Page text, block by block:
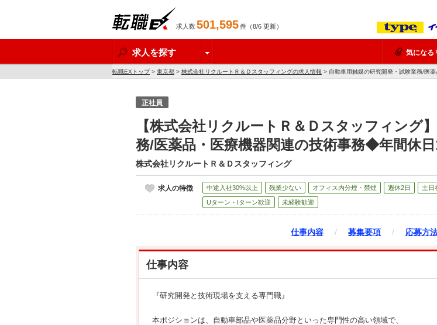
求人数501,595件（8/6 更新）
求人を探す 気になる
転職EXトップ> 東京都 > 株式会社リクルートＲ＆Ｄスタッフィングの求人情報 > 自動車用触媒の研究開発・試験業務/医
正社員
【株式会社リクルートＲ＆Ｄスタッフィング
務/医薬品・医療機器関連の技術事務◆年間休
株式会社リクルートＲ＆Ｄスタッフィング
求人の特徴 中途入社30%以上 残業少ない オフィス内分煙・禁煙 週休2日 土日
Uターン・Iターン歓迎 未経験歓迎
仕事内容 / 募集要項 / 応募方
仕事内容
『研究開発と技術現場を支える専門職』
本ポジションは、自動車部品や医薬品分野といった専門性の高い領域で、